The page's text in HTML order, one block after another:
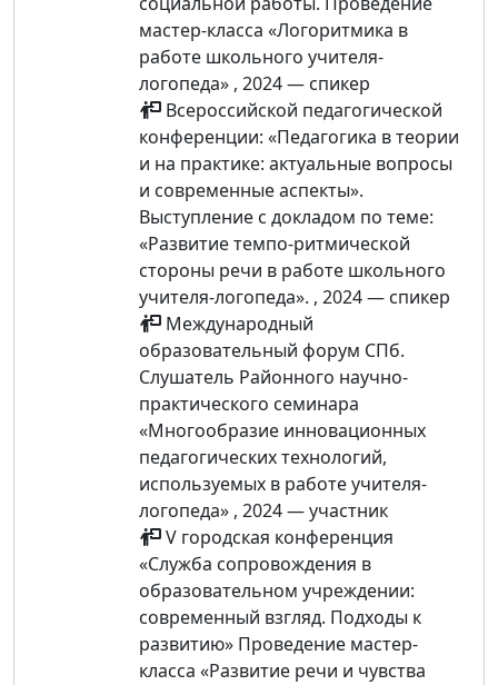
мастер-класса «Логоритмика в
работе школьного учителя-
логопеда» , 2024 — спикер
Всероссийской педагогической
конференции: «Педагогика в теории
и на практике: актуальные вопросы
и современные аспекты».
Выступление с докладом по теме:
«Развитие темпо-ритмической
стороны речи в работе школьного
учителя-логопеда». , 2024 — спикер
Международный
образовательный форум СПб.
Слушатель Районного научно-
практического семинара
«Многообразие инновационных
педагогических технологий,
используемых в работе учителя-
логопеда» , 2024 — участник
V городская конференция
«Служба сопровождения в
образовательном учреждении:
современный взгляд. Подходы к
развитию» Проведение мастер-
класса «Развитие речи и чувства